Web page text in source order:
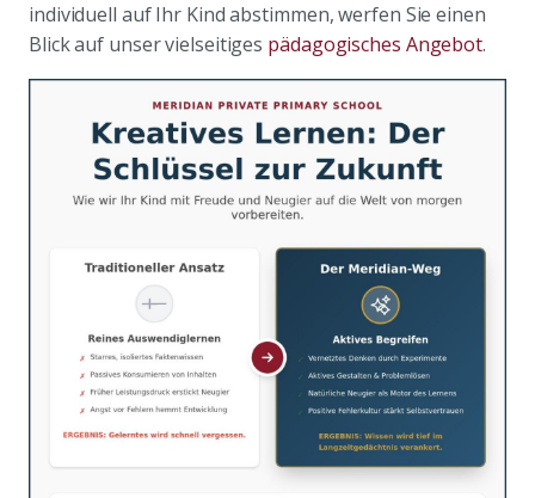
individuell auf Ihr Kind abstimmen, werfen Sie einen
Blick auf unser vielseitiges pädagogisches Angebot.